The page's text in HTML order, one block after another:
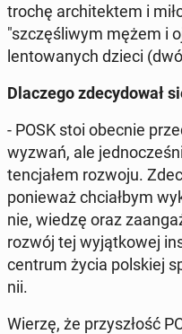
trochę ar­chi­tek­tem i
"szczę­śli­wym mężem i
len­to­wa­nych dzieci
Dla­cze­go zde­cy­do­wał
- POSK stoi obecnie
wyzwań, ale
ten­cja­łem rozwoju.
po­nie­waż chciał­bym
nie, wiedzę oraz
rozwój tej wy­jąt­ko­wej
centrum życia pol­skiej
nii.
Wierzę, że przy­szłość